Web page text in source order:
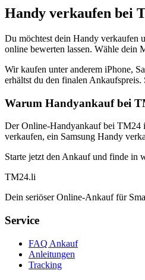
Handy verkaufen bei
Du möchtest dein Handy verkaufen
online bewerten lassen. Wähle dein
Wir kaufen unter anderem iPhone,
erhältst du den finalen
Warum Handyankauf bei
Der Online-Handyankauf bei TM24
verkaufen, ein Samsung Handy
Starte jetzt den Ankauf und finde in
TM24.li
Dein seriöser Online-Ankauf für
Service
FAQ Ankauf
Anleitungen
Tracking